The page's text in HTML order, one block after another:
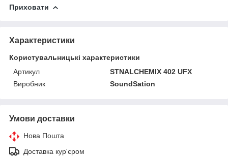
Приховати
Характеристики
Користувальницькі характеристики
Артикул
STNALCHEMIX 402 UFX
Виробник
SoundSation
Умови доставки
Нова Пошта
Доставка кур'єром